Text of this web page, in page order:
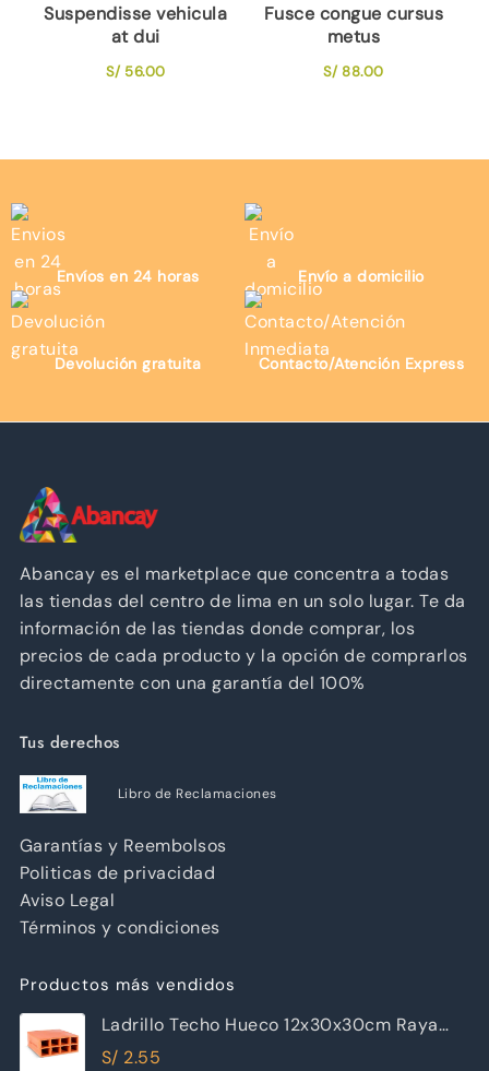
Suspendisse vehicula
at dui
S/56.00
Fusce congue cursus
metus
S/88.00
Envíos en 24 horas Envío a domicilio
Devolución gratuita Contacto/Atención Express
Abancay es el marketplace que concentra a todas
las tiendas del centro de lima en un solo lugar. Te da
información de las tiendas donde comprar, los
precios de cada producto y la opción de comprarlos
directamente con una garantía del 100%
Tus derechos
Libro de Reclamaciones
Garantías y Reembolsos
Politicas de privacidad
Aviso Legal
Términos y condiciones
Productos más vendidos
Ladrillo Techo Hueco 12x30x30cm Raya
Piramide
S/ 2.55